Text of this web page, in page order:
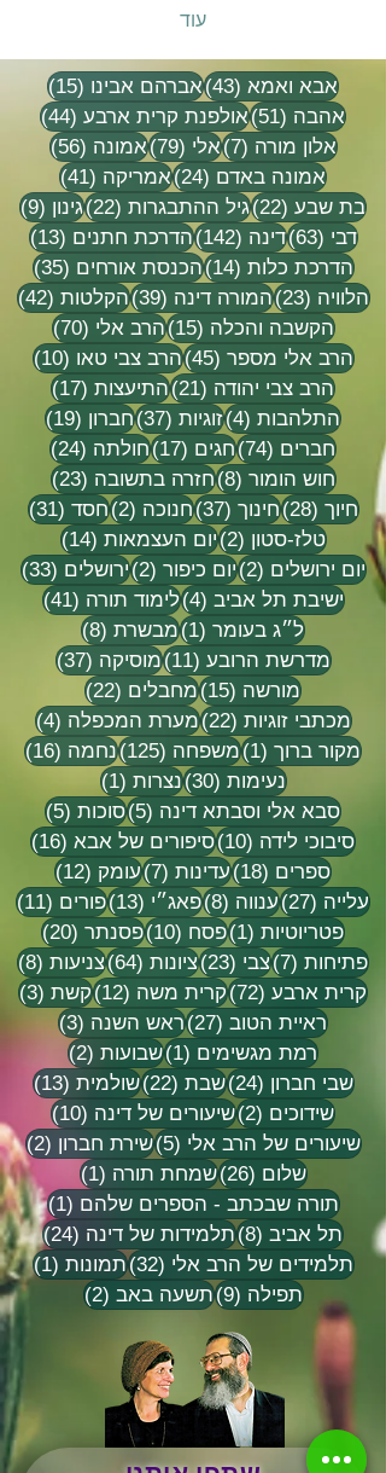
עוד
אבא ואמא (43) 43 פוסטים
אברהם אבינו (15)
15 פוסטים
אהבה (51) 51 פוסטים
אולפנת קרית ארבע (44)
44 פוסטים
אלון מורה (7) 7 פוסטיםאלי (79) 79 פוסטים
אמונה (56)
56 פוסטים
אמונה באדם (24) 24 פוסטים
אמריקה (41)
41 פוסטים
בת שבע (22) 22 פוסטים
גיל ההתבגרות (22) 22 פוסטים
גינון (9)
9 פוסטים
דבי (63) 63 פוסטים
דינה (142) 142 פוסטים
הדרכת חתנים (13)
13 פוסטים
הדרכת כלות (14) 14 פוסטים
הכנסת אורחים (35)
35 פוסטים
הלוויה (23) 23 פוסטים
המורה דינה (39) 39 פוסטים
הקלטות (42)
42
הקשבה והכלה (15) 15 פוסטים
הרב אלי (70)
70 פוסטים
הרב אלי מספר (45) 45 פוסטים
הרב צבי טאו (10)
10 פוסטים
הרב צבי יהודה (21) 21 פוסטים
התיעצות (17)
17 פוסטים
התלהבות (4) 4 פוסטיםזוגיות (37) 37 פוסטים
חברון (19)
19 פוסטים
חברים (74) 74 פוסטים
חגים (17) 17 פוסטים
חולתה (24)
24 פוסטים
חוש הומור (8) 8 פוסטיםחזרה בתשובה (23)
23 פוסטים
חיוך (28) 28 פוסטים
חינוך (37) 37 פוסטים
חנוכה (2) 2 פוסטיםחסד (31)
31 פוסטים
טלז-סטון (2) 2 פוסטיםיום העצמאות (14)
14 פוסטים
יום ירושלים (2) 2 פוסטיםיום כיפור (2) 2 פוסטיםירושלים (33)
33 פוסטים
ישיבת תל אביב (4) 4 פוסטיםלימוד תורה (41)
41 פוסטים
ל״ג בעומר (1) פוסט 1
מבשרת (8)
8 פוסטים
מדרשת הרובע (11) 11 פוסטים
מוסיקה (37)
37 פוסטים
מורשה (15) 15 פוסטים
מחבלים (22)
22 פוסטים
מכתבי זוגיות (22) 22 פוסטים
מערת המכפלה (4)
4 פוסטים
מקור ברוך (1) פוסט 1
משפחה (125) 125 פוסטים
נחמה (16)
16 פוסטים
נעימות (30) 30 פוסטים
נצרות (1)
פוסט 1
סבא אלי וסבתא דינה (5) 5 פוסטיםסוכות (5)
5 פוסטים
סיבוכי לידה (10) 10 פוסטים
סיפורים של אבא (16)
16 פוסטים
ספרים (18) 18 פוסטים
עדינות (7) 7 פוסטיםעומק (12)
12 פוסטים
עלייה (27) 27 פוסטים
ענווה (8) 8 פוסטיםפאג״י (13) 13 פוסטים
פורים (11)
11
פטריוטיות (1) פוסט 1
פסח (10) 10 פוסטים
פסנתר (20)
20 פוסטים
פתיחות (7) 7 פוסטיםצבי (23) 23 פוסטים
ציונות (64) 64 פוסטים
צניעות (8)
8 פוסטים
קרית ארבע (72) 72 פוסטים
קרית משה (12) 12 פוסטים
קשת (3)
3 פוסטים
ראיית הטוב (27) 27 פוסטים
ראש השנה (3)
3 פוסטים
רמת מגשימים (1) פוסט 1
שבועות (2)
2 פוסטים
שבי חברון (24) 24 פוסטים
שבת (22) 22 פוסטים
שולמית (13)
13 פוסטים
שידוכים (2) 2 פוסטיםשיעורים של דינה (10)
10 פוסטים
שיעורים של הרב אלי (5) 5 פוסטיםשירת חברון (2)
2 פוסטים
שלום (26) 26 פוסטים
שמחת תורה (1)
פוסט 1
תורה שבכתב - הספרים שלהם (1)
פוסט 1
תל אביב (8) 8 פוסטיםתלמידות של דינה (24)
24 פוסטים
תלמידים של הרב אלי (32) 32 פוסטים
תמונות (1)
תפילה (9) 9 פוסטיםתשעה באב (2) 2 פוסטים